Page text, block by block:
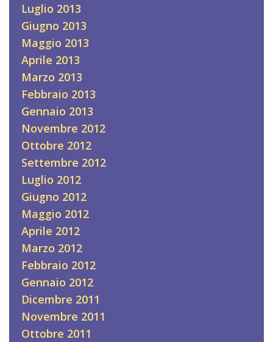
Luglio 2013
Giugno 2013
Maggio 2013
Aprile 2013
Marzo 2013
Febbraio 2013
Gennaio 2013
Novembre 2012
Ottobre 2012
Settembre 2012
Luglio 2012
Giugno 2012
Maggio 2012
Aprile 2012
Marzo 2012
Febbraio 2012
Gennaio 2012
Dicembre 2011
Novembre 2011
Ottobre 2011